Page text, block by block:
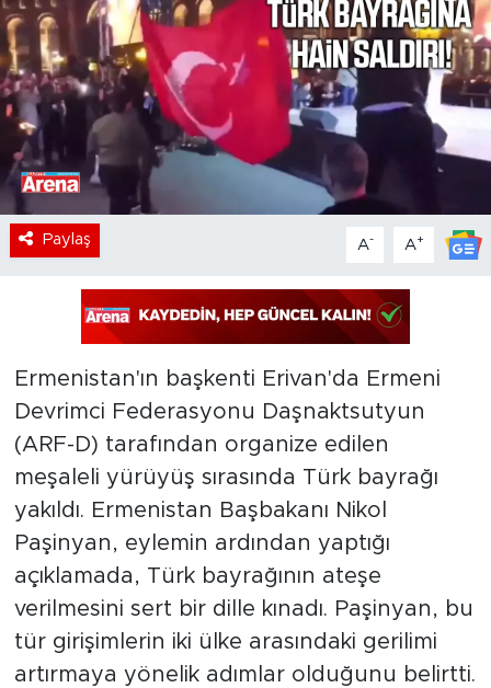
Paylaş A- A+
Ermenistan'ın başkenti Erivan'da Ermeni
Devrimci Federasyonu Daşnaktsutyun
(ARF-D) tarafından organize edilen
meşaleli yürüyüş sırasında Türk bayrağı
yakıldı. Ermenistan Başbakanı Nikol
Paşinyan, eylemin ardından yaptığı
açıklamada, Türk bayrağının ateşe
verilmesini sert bir dille kınadı. Paşinyan, bu
tür girişimlerin iki ülke arasındaki gerilimi
artırmaya yönelik adımlar olduğunu belirtti.